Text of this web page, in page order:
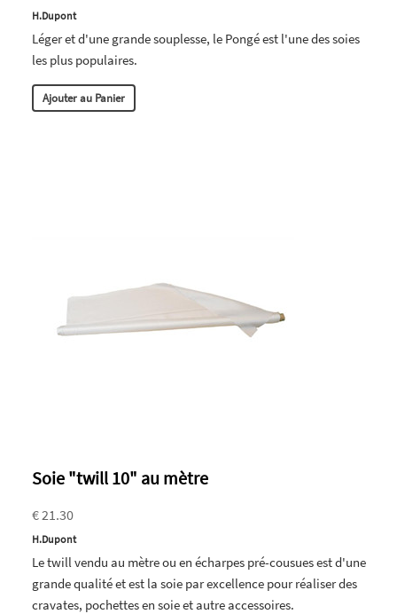
H.Dupont
Léger et d'une grande souplesse, le Pongé est l'une des soies
les plus populaires.
Ajouter au Panier
Soie "twill 10" au mètre
€ 21.30
H.Dupont
Le twill vendu au mètre ou en écharpes pré-cousues est d'une
grande qualité et est la soie par excellence pour réaliser des
cravates, pochettes en soie et autre accessoires.